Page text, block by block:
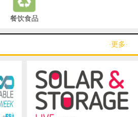
餐饮食品
·更多·